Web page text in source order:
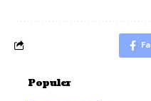
Populer